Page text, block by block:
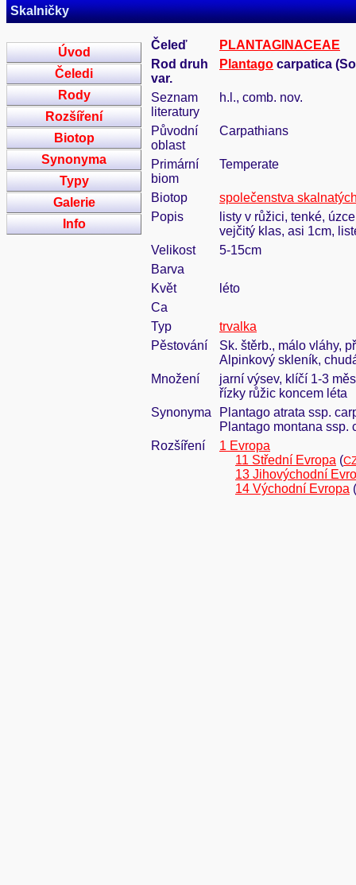
Skalničky
Úvod
Čeledi
Rody
Rozšíření
Biotop
Synonyma
Typy
Galerie
Info
Čeleď
PLANTAGINACEAE
Rod druh
var.
Plantago carpatica
Seznam
literatury
h.l., comb. nov.
Původní
oblast
Carpathians
Primární
biom
Temperate
Biotop
společenstva
Popis
listy v růžici, tenké,
vejčitý klas, asi 1cm,
Velikost
5-15cm
Barva
Květ
léto
Ca
Typ
trvalka
Pěstování
Sk. štěrb., málo vláhy,
Alpinkový skleník,
Množení
jarní výsev, klíčí 1-3
řízky růžic koncem léta
Synonyma
Plantago atrata ssp.
Plantago montana ssp.
Rozšíření
1 Evropa
11 Střední Evropa (
13 Jihovýchodní
14 Východní Evropa (